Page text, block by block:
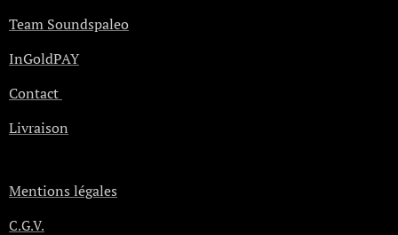
Team Soundspaleo
InGoldPAY
Contact
Livraison
Mentions légales
C.G.V.